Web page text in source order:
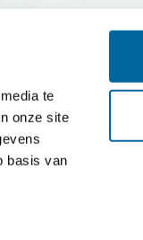
te
onze site
basis van